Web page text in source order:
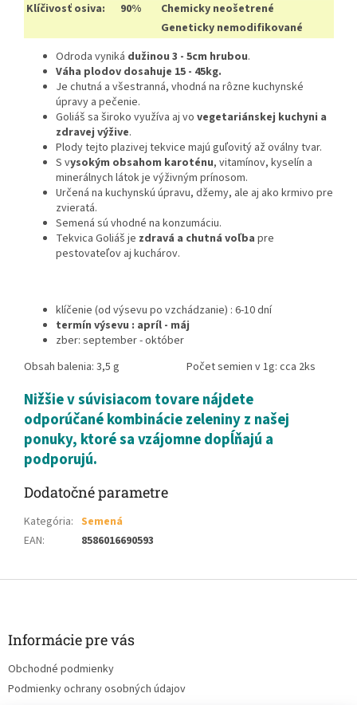
Klíčivosť osiva: 90%
Chemicky neošetrené
Geneticky nemodifikované
Odroda vyniká dužinou 3 - 5cm hrubou.
Váha plodov dosahuje 15 - 45kg.
Je chutná a všestranná, vhodná na rôzne kuchynské
úpravy a pečenie.
Goliáš sa široko využíva aj vo vegetariánskej kuchyni a
zdravej výžive.
Plody tejto plazivej tekvice majú guľovitý až oválny tvar.
S vysokým obsahom karoténu, vitamínov, kyselín a
minerálnych látok je výživným prínosom.
Určená na kuchynskú úpravu, džemy, ale aj ako krmivo pre
zvieratá.
Semená sú vhodné na konzumáciu.
Tekvica Goliáš je zdravá a chutná voľba pre
pestovateľov aj kuchárov.
klíčenie (od výsevu po vzchádzanie) : 6-10 dní
termín výsevu : apríl - máj
zber: september - október
Obsah balenia: 3,5 g Počet semien v 1g: cca 2ks
Nižšie v súvisiacom tovare nájdete
odporúčané kombinácie zeleniny z našej
ponuky, ktoré sa vzájomne dopĺňajú a
podporujú.
Dodatočné parametre
Kategória: Semená
EAN: 8586016690593
Z
Informácie pre vás
Obchodné podmienky
Podmienky ochrany osobných údajov